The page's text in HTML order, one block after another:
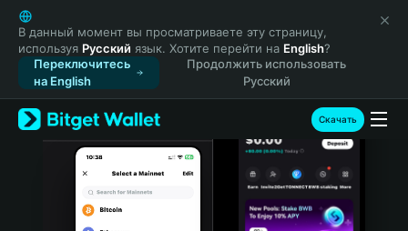
English
日本語
Tiếng Việt
Русский
Español (Latinoamérica)
Türkçe
Italiano
В данный момент вы просматриваете эту страницу,
используя Русский язык. Хотите перейти на English?
Переключитесь
на English
Продолжить использовать
Русский
Скачать